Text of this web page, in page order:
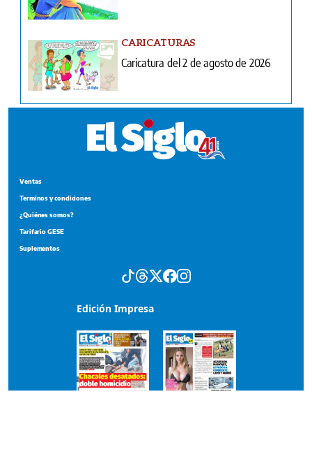
CARICATURAS
Caricatura del 2 de agosto de 2026
Ventas
Terminos y condiciones
¿Quiénes somos?
Tarifario GESE
Suplementos
Edición Impresa